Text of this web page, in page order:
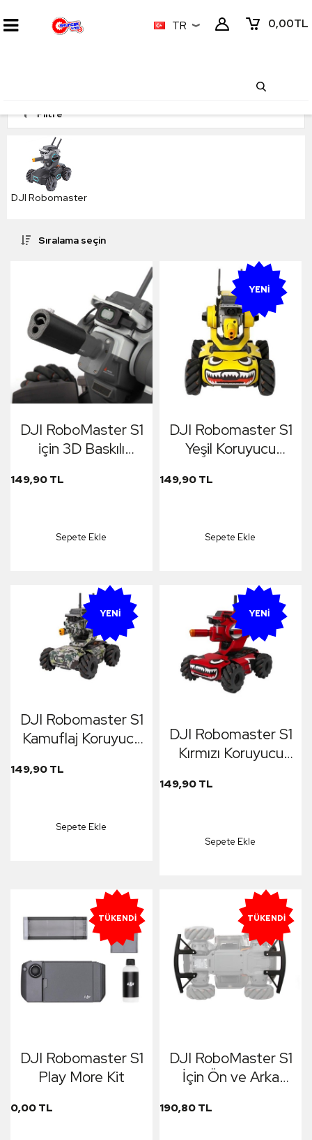
0,00TL
TR
Filtre
DJI Robomaster
Sıralama seçin
DJI RoboMaster S1
için 3D Baskılı
Topspin Backspin
149,90 TL
Sepete Ekle
YENI
DJI Robomaster S1
Yeşil Koruyucu
Protective Stickers
149,90 TL
Sepete Ekle
YENI
DJI Robomaster S1
Kamuflaj Koruyucu
Protective Stickers
149,90 TL
Sepete Ekle
YENI
DJI Robomaster S1
Kırmızı Koruyucu
Protective Stickers
149,90 TL
Sepete Ekle
TÜKENDI
DJI Robomaster S1
Play More Kit
0,00 TL
TÜKENDI
DJI RoboMaster S1
İçin Ön ve Arka
Koruyucu
190,80 TL